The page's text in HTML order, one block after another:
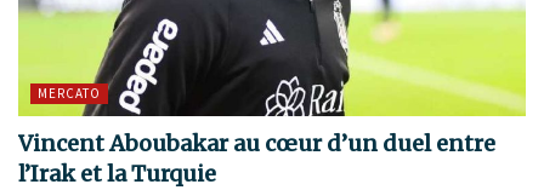
MERCATO
Vincent Aboubakar au cœur d’un duel entre
l’Irak et la Turquie